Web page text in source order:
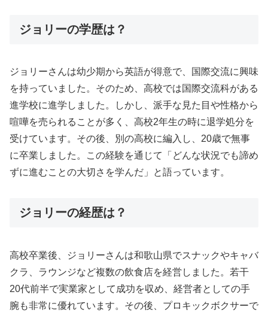
ジョリーの学歴は？
ジョリーさんは幼少期から英語が得意で、国際交流に興味
を持っていました。そのため、高校では国際交流科がある
進学校に進学しました。しかし、派手な見た目や性格から
喧嘩を売られることが多く、高校2年生の時に退学処分を
受けています。その後、別の高校に編入し、20歳で無事
に卒業しました。この経験を通じて「どんな状況でも諦め
ずに進むことの大切さを学んだ」と語っています。
ジョリーの経歴は？
高校卒業後、ジョリーさんは和歌山県でスナックやキャバ
クラ、ラウンジなど複数の飲食店を経営しました。若干
20代前半で実業家として成功を収め、経営者としての手
腕も非常に優れています。その後、プロキックボクサーで